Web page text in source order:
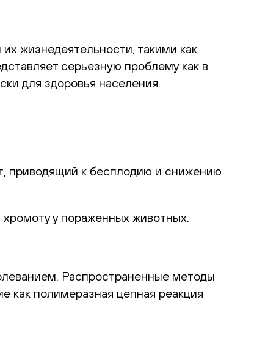
жизнедеятельности, такими как
серьезную проблему как в
для здоровья населения.
приводящий к бесплодию и снижению
у пораженных животных.
Распространенные методы
как полимеразная цепная реакция